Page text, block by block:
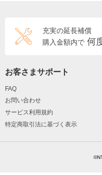
充実の延長補償
購入金額内で 何
お客さまサポート
FAQ
お問い合わせ
サービス利用規約
特定商取引法に基づく表示